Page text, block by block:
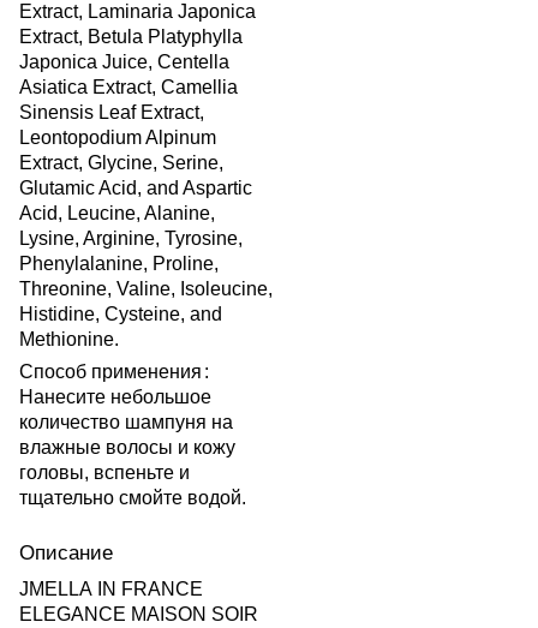
Extract, Laminaria Japonica
Extract, Betula Platyphylla
Japonica Juice, Centella
Asiatica Extract, Camellia
Sinensis Leaf Extract,
Leontopodium Alpinum
Extract, Glycine, Serine,
Glutamic Acid, and Aspartic
Acid, Leucine, Alanine,
Lysine, Arginine, Tyrosine,
Phenylalanine, Proline,
Threonine, Valine, Isoleucine,
Histidine, Cysteine, and
Methionine.
Способ применения :
Нанесите небольшое
количество шампуня на
влажные волосы и кожу
головы, вспеньте и
тщательно смойте водой.
Описание
JMELLA IN FRANCE
ELEGANCE MAISON SOIR